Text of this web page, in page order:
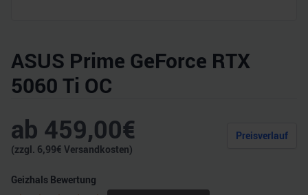
ASUS Prime GeForce RTX
5060 Ti OC
ab 459,00€
(zzgl. 6,99€ Versandkosten)
Preisverlauf
Geizhals Bewertung